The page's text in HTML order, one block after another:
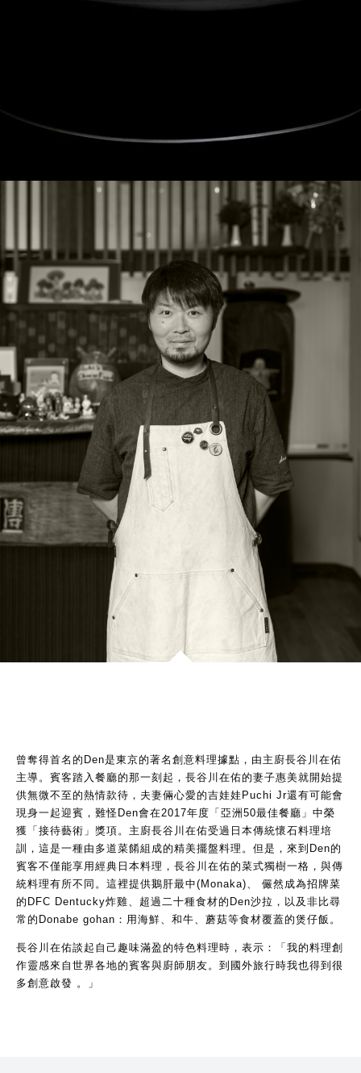
曾奪得首名的Den是東京的著名創意料理據點，由主廚長谷川在佑
主導。賓客踏入餐廳的那一刻起，長谷川在佑的妻子惠美就開始提
供無微不至的熱情款待，夫妻倆心愛的吉娃娃Puchi Jr還有可能會
現身一起迎賓，難怪Den會在2017年度「亞洲50最佳餐廳」中榮
獲「接待藝術」獎項。主廚長谷川在佑受過日本傳統懷石料理培
訓，這是一種由多道菜餚組成的精美擺盤料理。但是，來到Den的
賓客不僅能享用經典日本料理，長谷川在佑的菜式獨樹一格，與傳
統料理有所不同。這裡提供鵝肝最中(Monaka)、 儼然成為招牌菜
的DFC Dentucky炸雞、超過二十種食材的Den沙拉，以及非比尋
常的Donabe gohan：用海鮮、和牛、蘑菇等食材覆蓋的煲仔飯。
長谷川在佑談起自己趣味滿盈的特色料理時，表示：「我的料理創
作靈感來自世界各地的賓客與廚師朋友。到國外旅行時我也得到很
多創意啟發 。」